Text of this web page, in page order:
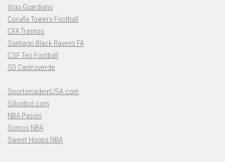
Vigo Guardians
Coruña Towers Football
CFA Trasnos
Santiago Black Ravens FA
CSF Teo Football
SD Castroverde
SportsmadeinUSA.com
Sillonbol.com
NBA Pasión
Somos NBA
Sweet Hoops NBA